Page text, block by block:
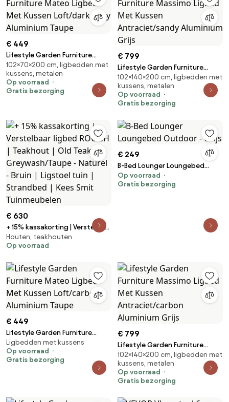
€ 449
Lifestyle Garden Furniture
Mateo Ligbed Met Kussen
Loft/dark Grey Aluminium Taupe
102×70×200 cm, ligbedden met
kussens, metalen
Op voorraad
Gratis bezorging
€ 799
Lifestyle Garden Furniture
Massimo Ligbed Met Kussen
Antraciet/sandy Aluminium Grijs
102×140×200 cm, ligbedden met
kussens, metalen
Op voorraad
Gratis bezorging
€ 630
+ 15% kassakorting | Verstelbaar
ligbed ROUGH | Teakhout | Old
Teak Greywash/Taupe - Naturel
Strandbed | Kees Smit
Tuinmeubelen
Houten, teakhouten
Op voorraad
€ 249
B-Bed Lounger Loungebed
Outdoor - Grijs
Op voorraad
Gratis bezorging
€ 449
Lifestyle Garden Furniture
Mateo Ligbed Met Kussen
Loft/carbon Aluminium Taupe
Ligbedden met kussens
Op voorraad
Gratis bezorging
€ 799
Lifestyle Garden Furniture
Massimo Ligbed Met Kussen
Antraciet/carbon Aluminium
Grijs
102×140×200 cm, ligbedden met
kussens, metalen
Op voorraad
Gratis bezorging